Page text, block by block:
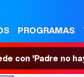
PROGRAMAS
con 'Padre no